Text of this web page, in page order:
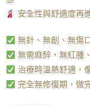
安全性與舒適度再
無針、無創、無傷口
無需麻醉，無紅腫
治療時溫熱舒適，
完全無修復期，做